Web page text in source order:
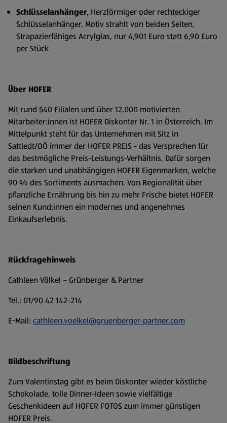
Schlüsselanhänger, Herzförmiger oder rechteckiger
Schlüsselanhänger, Motiv strahlt von beiden Seiten,
Strapazierfähiges Acrylglas, nur 4,901 Euro statt 6,90 Euro
per Stück
Über HOFER
Mit rund 540 Filialen und über 12.000 motivierten
Mitarbeiter:innen ist HOFER Diskonter Nr. 1 in Österreich. Im
Mittelpunkt steht für das Unternehmen mit Sitz in
Sattledt/OÖ immer der HOFER PREIS - das Versprechen für
das bestmögliche Preis-Leistungs-Verhältnis. Dafür sorgen
die starken und unabhängigen HOFER Eigenmarken, welche
90 % des Sortiments ausmachen. Von Regionalität über
pflanzliche Ernährung bis hin zu mehr Frische bietet HOFER
seinen Kund:innen ein modernes und angenehmes
Einkaufserlebnis.
Rückfragehinweis
Cathleen Völkel – Grünberger & Partner
Tel.: 01/90 42 142-214
E-Mail: cathleen.voelkel@gruenberger-partner.com
Bildbeschriftung
Zum Valentinstag gibt es beim Diskonter wieder köstliche
Schokolade, tolle Dinner-Ideen sowie vielfältige
Geschenkideen auf HOFER FOTOS zum immer günstigen
HOFER Preis.